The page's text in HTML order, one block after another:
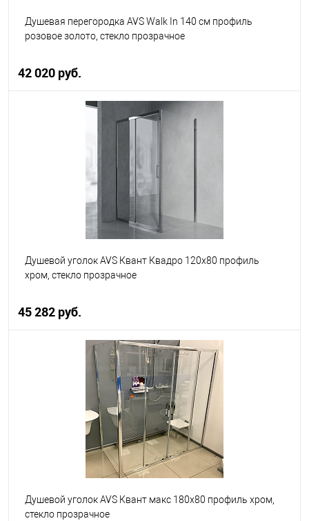
Душевая перегородка AVS Walk In 140 см профиль
розовое золото, стекло прозрачное
42 020 руб.
В корзину
Душевой уголок AVS Квант Квадро 120x80 профиль
хром, стекло прозрачное
45 282 руб.
В корзину
В наличии
Душевой уголок AVS Квант макс 180x80 профиль хром,
стекло прозрачное